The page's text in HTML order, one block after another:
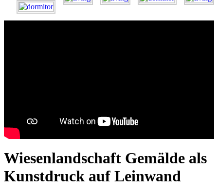
Wiesenlandschaft Gemälde als
Kunstdruck auf Leinwand